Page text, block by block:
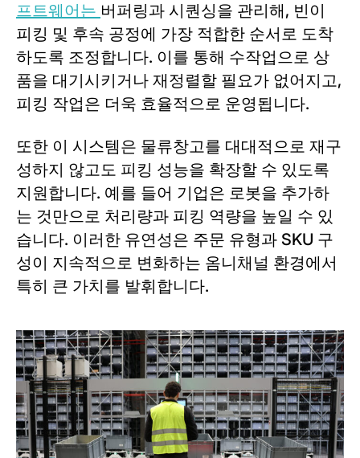
프트웨어는 버퍼링과 시퀀싱을 관리해, 빈이
피킹 및 후속 공정에 가장 적합한 순서로 도착
하도록 조정합니다. 이를 통해 수작업으로 상
품을 대기시키거나 재정렬할 필요가 없어지고,
피킹 작업은 더욱 효율적으로 운영됩니다.
또한 이 시스템은 물류창고를 대대적으로 재구
성하지 않고도 피킹 성능을 확장할 수 있도록
지원합니다. 예를 들어 기업은 로봇을 추가하
는 것만으로 처리량과 피킹 역량을 높일 수 있
습니다. 이러한 유연성은 주문 유형과 SKU 구
성이 지속적으로 변화하는 옴니채널 환경에서
특히 큰 가치를 발휘합니다.